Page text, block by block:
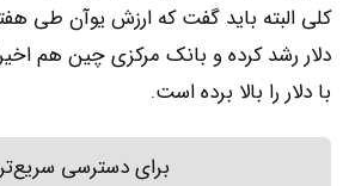
کلی البته باید گفت که ارزش یوآن طی
دلار رشد کرده و بانک مرکزی چین هم
با دلار را بالا برده است.
برای دسترسی